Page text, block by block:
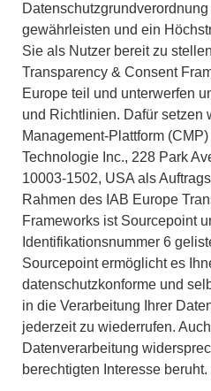
gewährleisten und ein
Sie als Nutzer bereit zu
Transparency & Consent
Europe teil und unterwerfen
und Richtlinien. Dafür setzen
Management-Plattform
Technologie Inc., 228 Park
10003-1502, USA als
Rahmen des IAB Europe
Frameworks ist Sourcepoint
Identifikationsnummer 6
Sourcepoint ermöglicht es
datenschutzkonforme und
in die Verarbeitung Ihrer
jederzeit zu wiederrufen.
Datenverarbeitung
berechtigten Interesse beruht.